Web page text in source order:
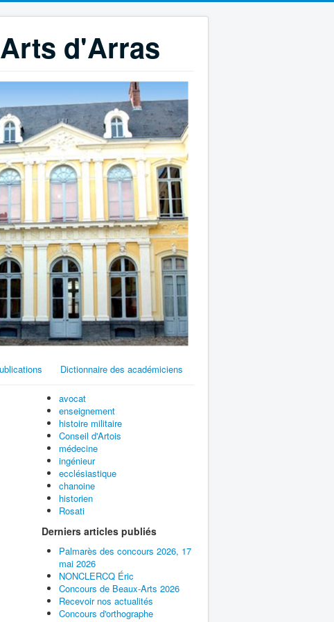
d'Arras
Dictionnaire des académiciens
avocat
enseignement
histoire militaire
Conseil d'Artois
médecine
ingénieur
ecclésiastique
chanoine
historien
Rosati
Derniers articles publiés
Palmarès des concours 2026, 17
mai 2026
NONCLERCQ Éric
Concours de Beaux-Arts 2026
Recevoir nos actualités
Concours d'orthographe